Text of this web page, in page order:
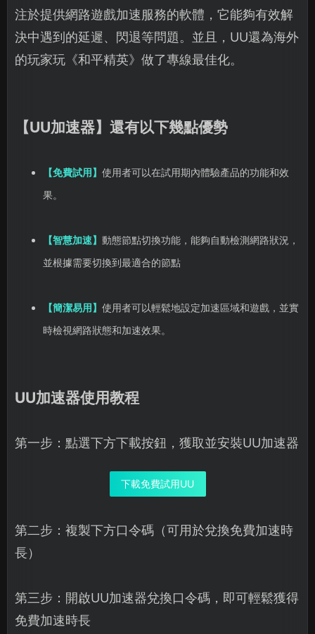
注於提供網路遊戲加速服務的軟體，它能夠有效解
決中遇到的延遲、閃退等問題。並且，UU還為海外
的玩家玩《和平精英》做了專線最佳化。
【UU加速器】還有以下幾點優勢
【免費試用】 使用者可以在試用期內體驗產品的功能和效
果。
【智慧加速】 動態節點切換功能，能夠自動檢測網路狀況，
並根據需要切換到最適合的節點
【簡潔易用】 使用者可以輕鬆地設定加速區域和遊戲，並實
時檢視網路狀態和加速效果。
UU加速器使用教程
第一步：點選下方下載按鈕，獲取並安裝UU加速器
下載免費試用UU
第二步：複製下方口令碼（可用於兌換免費加速時
長）
第三步：開啟UU加速器兌換口令碼，即可輕鬆獲得
免費加速時長